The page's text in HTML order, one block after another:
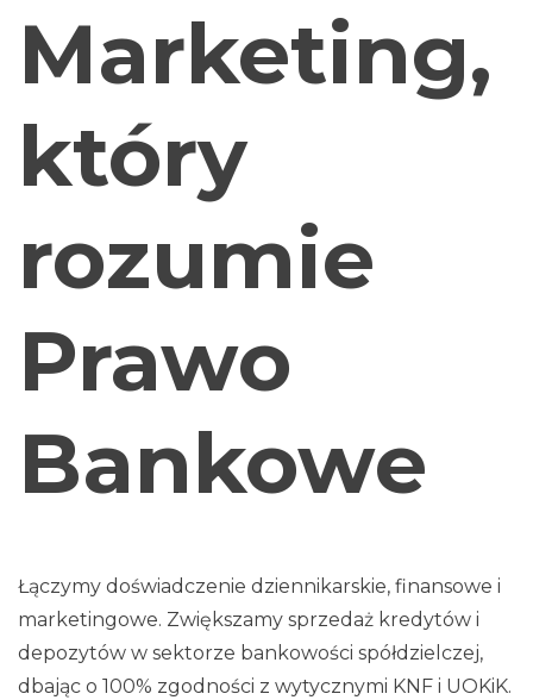
Marketing,
który
rozumie
Prawo
Bankowe
Łączymy doświadczenie dziennikarskie, finansowe i
marketingowe. Zwiększamy sprzedaż kredytów i
depozytów w sektorze bankowości spółdzielczej,
dbając o 100% zgodności z wytycznymi KNF i UOKiK.